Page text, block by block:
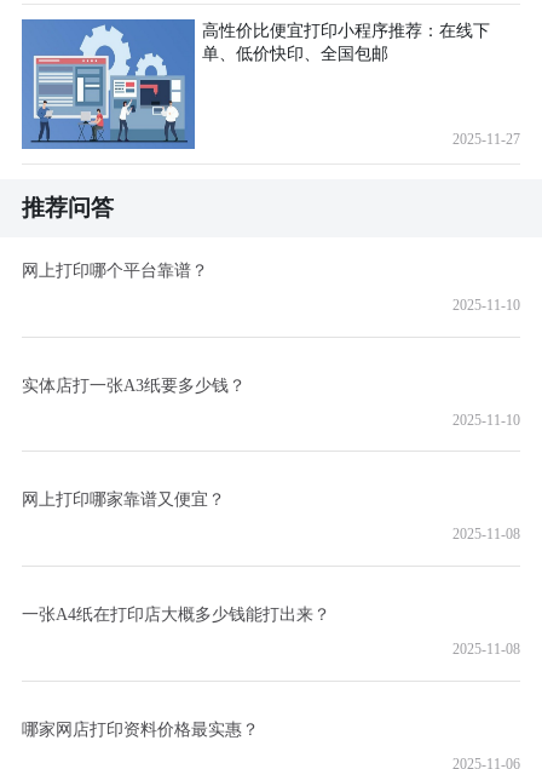
高性价比便宜打印小程序推荐：在线下
单、低价快印、全国包邮
2025-11-27
推荐问答
网上打印哪个平台靠谱？
2025-11-10
实体店打一张A3纸要多少钱？
2025-11-10
网上打印哪家靠谱又便宜？
2025-11-08
一张A4纸在打印店大概多少钱能打出来？
2025-11-08
哪家网店打印资料价格最实惠？
2025-11-06